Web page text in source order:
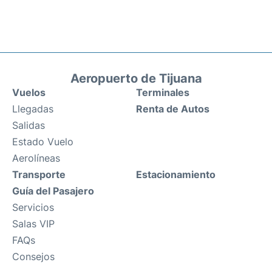
Aeropuerto de Tijuana
Vuelos
Llegadas
Salidas
Estado Vuelo
Aerolíneas
Terminales
Renta de Autos
Transporte
Guía del Pasajero
Servicios
Salas VIP
FAQs
Consejos
Estacionamiento